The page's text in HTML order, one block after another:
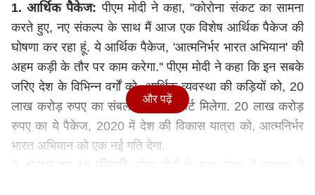
1. आर्थिक पैकेज: पीएम मोदी ने कहा, ''कोरोना संकट का सामना
करते हुए, नए संकल्प के साथ मैं आज एक विशेष आर्थिक पैकेज की
घोषणा कर रहा हूं. ये आर्थिक पैकेज, 'आत्मनिर्भर भारत अभियान' की
अहम कड़ी के तौर पर काम करेगा.'' पीएम मोदी ने कहा कि इन सबके
जरिए देश के विभिन्न वर्गों को, आर्थिक व्यवस्था की कड़ियों को, 20
लाख करोड़ रुपए का संबल मिलेगा, सपोर्ट मिलेगा. 20 लाख करोड़
रुपए का ये पैकेज, 2020 में देश की विकास यात्रा को, आत्मनिर्भर
भारत अभियान को एक नई गति देगा.
और पढ़ें